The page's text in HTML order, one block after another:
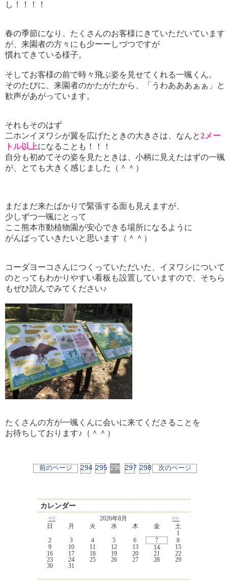
し！！！！
春の季節になり、たくさんのお客様にきていただいています
が、来園者の方々にも少ーーしづつですが
慣れてきている様子。
そしてお客様の前で時々飛ぶ姿を見せてくれる一颯くん。
そのたびに、来園者のかたがたから、「うわあああぁぁ」と
歓声があがっています。
それもそのはず
二ホンイヌワシが翼を広げたときの大きさは、なんと2メー
トル以上になることも！！！
自分も初めてその姿を見たときは、小柄に見えたはずの一颯
が、とても大きく感じました（＾＾）
まだまだ来たばかりで緊張する面も見えますが、
少しずつ一颯にとって
ここ熊本市動植物園が安心できる場所になるように
がんばっていきたいと思います（＾＾）
コーダヨーコさんにつくっていただいた、イヌワシについて
のとってもわかりやすい看板も設置していますので、そちら
もぜひ読んでみてください♪
たくさんの方が一颯くんに会いに来てくださることを
お待ちしております♪（＾＾）
前のページ 294 295 296 297 298 次のページ
カレンダー
<< 2026年8月
>>
日
月 火 水 木 金
土
1
2
3 4 5 6 7
8
9
10 11 12 13 14
15
16
17 18 19 20 21
22
23
24 25 26 27 28
29
30
31